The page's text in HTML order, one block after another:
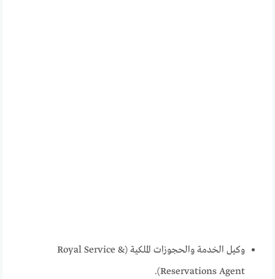
وكيل الخدمة والحجوزات الملكية (Royal Service &
Reservations Agent).